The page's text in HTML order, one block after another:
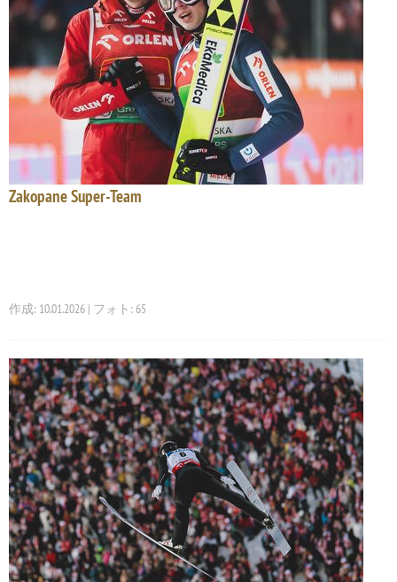
Zakopane Super-Team
作成: 10.01.2026 | フォト: 65